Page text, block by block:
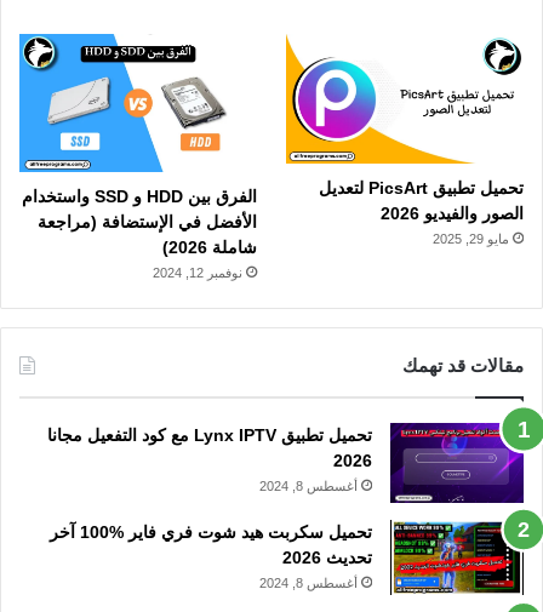
تحميل تطبيق PicsArt لتعديل
الصور والفيديو 2026
مايو 29, 2025
الفرق بين HDD و SSD واستخدام
الأفضل في الإستضافة (مراجعة
شاملة 2026)
نوفمبر 12, 2024
مقالات قد تهمك
تحميل تطبيق Lynx IPTV مع كود التفعيل مجانا
2026
أغسطس 8, 2024
تحميل سكربت هيد شوت فري فاير %100 آخر
تحديث 2026
أغسطس 8, 2024